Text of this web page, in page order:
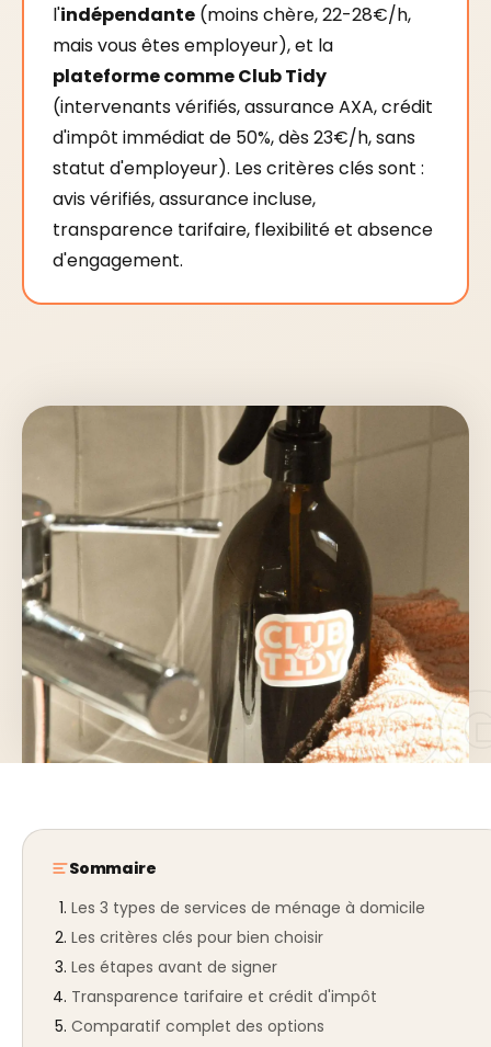
l'indépendante (moins chère, 22-28€/h,
mais vous êtes employeur), et la
plateforme comme Club Tidy
(intervenants vérifiés, assurance AXA, crédit
d'impôt immédiat de 50%, dès 23€/h, sans
statut d'employeur). Les critères clés sont :
avis vérifiés, assurance incluse,
transparence tarifaire, flexibilité et absence
d'engagement.
Sommaire
Les 3 types de services de ménage à domicile
Les critères clés pour bien choisir
Les étapes avant de signer
Transparence tarifaire et crédit d'impôt
Comparatif complet des options